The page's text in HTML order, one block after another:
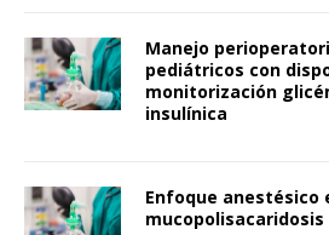
Manejo
pediátricos con
monitorización
insulínica
Enfoque anestésico
mucopolisacaridosis